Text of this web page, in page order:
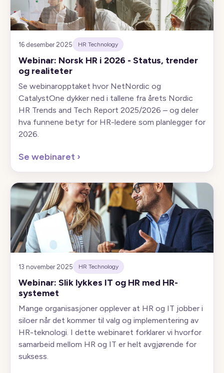
16 desember 2025 HR Technology
Webinar: Norsk HR i 2026 - Status, trender
og realiteter
Se webinaropptaket hvor NetNordic og
CatalystOne dykker ned i tallene fra årets Nordic
HR Trends and Tech Report 2025/2026 – og deler
hva funnene betyr for HR-ledere som planlegger for
2026.
Se webinaret ›
13 november 2025 HR Technology
Webinar: Slik lykkes IT og HR med HR-
systemet
Mange organisasjoner opplever at HR og IT jobber i
siloer når det kommer til valg og implementering av
HR-teknologi. I dette webinaret forklarer vi hvorfor
samarbeid mellom HR og IT er helt avgjørende for
suksess.